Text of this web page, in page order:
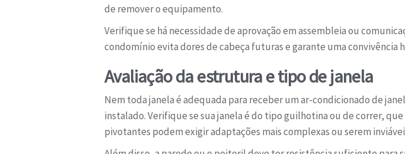
de remover o equipamento.
Verifique se há necessidade de aprovação em assembleia ou
condomínio evita dores de cabeça futuras e garante uma convivência
Avaliação da estrutura e tipo de janela
Nem toda janela é adequada para receber um ar-condicionado de
instalado. Verifique se sua janela é do tipo guilhotina ou de correr,
pivotantes podem exigir adaptações mais complexas ou serem